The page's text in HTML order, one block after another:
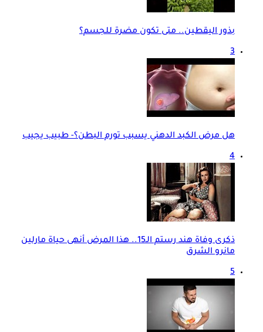
بذور اليقطين.. متى تكون مضرة للجسم؟
3
هل مرض الكبد الدهني يسبب تورم البطن؟- طبيب يجيب
4
ذكرى وفاة هند رستم الـ15.. هذا المرض أنهى حياة مارلين
مانرو الشرق
5